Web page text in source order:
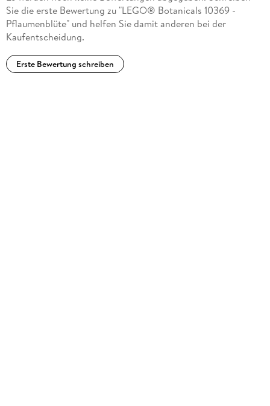
Sie die erste Bewertung zu "LEGO® Botanicals 10369 -
Pflaumenblüte" und helfen Sie damit anderen bei der
Kaufentscheidung.
Erste Bewertung schreiben